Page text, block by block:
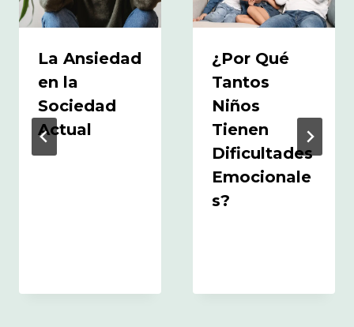
La Ansiedad
en la
Sociedad
Actual
¿Por Qué
Tantos
Niños
Tienen
Dificultades
Emocionale
s?